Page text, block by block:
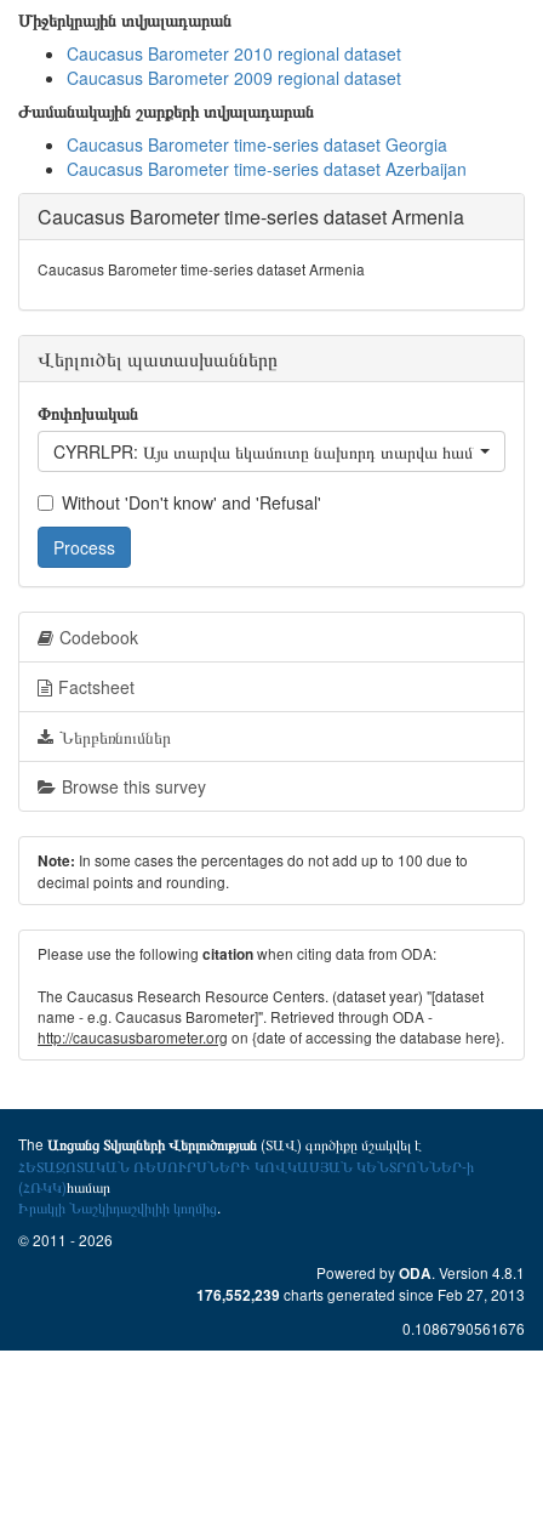
Միջերկրային տվյալադարան
Caucasus Barometer 2010 regional dataset
Caucasus Barometer 2009 regional dataset
Ժամանակային շարքերի տվյալադարան
Caucasus Barometer time-series dataset Georgia
Caucasus Barometer time-series dataset Azerbaijan
Caucasus Barometer time-series dataset Armenia
Caucasus Barometer time-series dataset Armenia
Վերլուծել պատասխանները
Փոփոխական
CYRRLPR: Այս տարվա եկամուտը նախորդ տարվա համեմատ
Without 'Don't know' and 'Refusal'
Process
Codebook
Factsheet
Ներբեռնումներ
Browse this survey
Note: In some cases the percentages do not add up to 100 due to
decimal points and rounding.
Please use the following citationwhen citing data from ODA:
The Caucasus Research Resource Centers. (dataset year) "[dataset
name - e.g. Caucasus Barometer]". Retrieved through ODA -
http://caucasusbarometer.org on {date of accessing the database here}.
The Առցանց Տվյալների Վերլուծության(ՏԱՎ) գործիքը մշակվել է
ՀԵՏԱԶՈՏԱԿԱՆ ՌԵՍՈՒՐՍՆԵՐԻ ԿՈՎԿԱՍՅԱՆ ԿԵՆՏՐՈՆՆԵՐ-ի
(ՀՌԿԿ)համար
Իրակլի Նաշկիդաշվիլիի կողմից.
© 2011 - 2026
Powered byODA. Version 4.8.1
176,552,239charts generated since Feb 27, 2013
0.1086790561676